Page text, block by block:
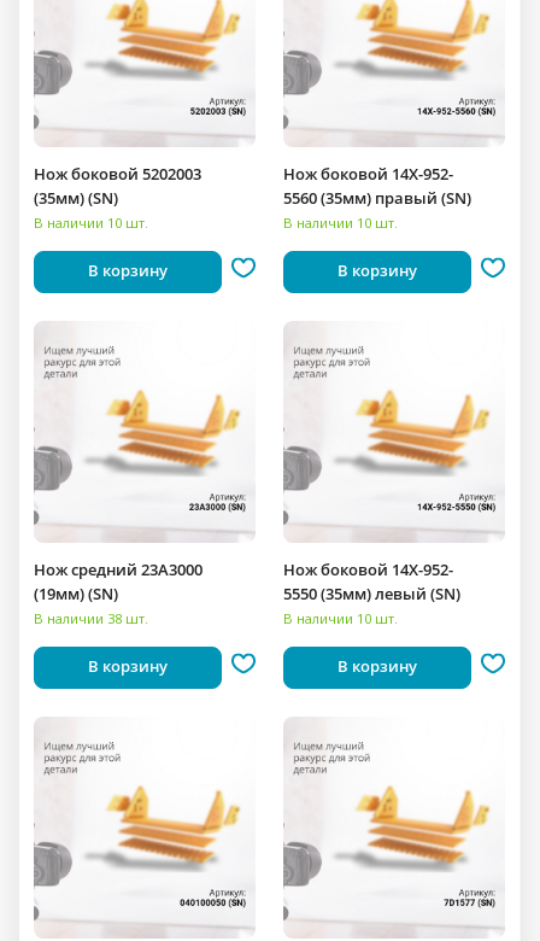
Нож боковой 5202003
(35мм) (SN)
В наличии 10 шт.
В корзину
Нож боковой 14X-952-
5560 (35мм) правый (SN)
В наличии 10 шт.
В корзину
Нож средний 23A3000
(19мм) (SN)
В наличии 38 шт.
В корзину
Нож боковой 14X-952-
5550 (35мм) левый (SN)
В наличии 10 шт.
В корзину